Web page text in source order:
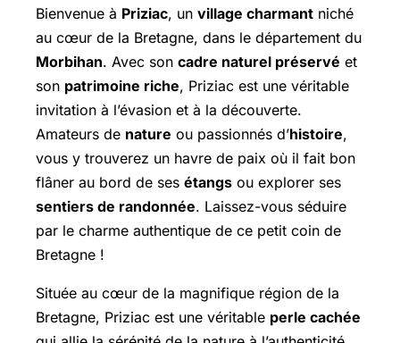
Bienvenue à Priziac, un village charmant niché
au cœur de la Bretagne, dans le département du
Morbihan. Avec son cadre naturel préservé et
son patrimoine riche, Priziac est une véritable
invitation à l’évasion et à la découverte.
Amateurs de nature ou passionnés d’histoire,
vous y trouverez un havre de paix où il fait bon
flâner au bord de ses étangs ou explorer ses
sentiers de randonnée. Laissez-vous séduire
par le charme authentique de ce petit coin de
Bretagne !
Située au cœur de la magnifique région de la
Bretagne, Priziac est une véritable perle cachée